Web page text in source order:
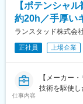
※主に使用さ
C++、Python
ーハイスキ
・大手メー
・営業担当
談が可能
【ポテンシャ
約20h／手厚い
ランスタッド株式会
正社員 上場企業
仕事内容
【メーカー
技術を駆使